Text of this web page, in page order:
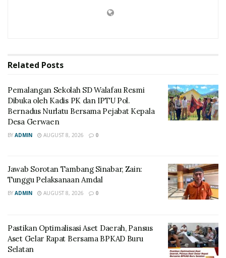
Related Posts
Pemalangan Sekolah SD Walafau Resmi
Dibuka oleh Kadis PK dan IPTU Pol.
Bernadus Nurlatu Bersama Pejabat Kepala
Desa Gerwaen
BY ADMIN AUGUST 8, 2026 0
Jawab Sorotan Tambang Sinabar, Zain:
Tunggu Pelaksanaan Amdal
BY ADMIN AUGUST 8, 2026 0
Pastikan Optimalisasi Aset Daerah, Pansus
Aset Gelar Rapat Bersama BPKAD Buru
Selatan